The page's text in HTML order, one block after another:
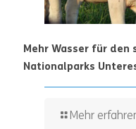
Mehr Wasser für den
Nationalparks
Mehr